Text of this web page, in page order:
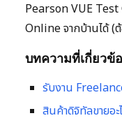
Pearson VUE
Online จากบ้านได้ (
บทความที่เกี่ยวข้
รับงาน
สินค้าดิจิทัลขายอะ